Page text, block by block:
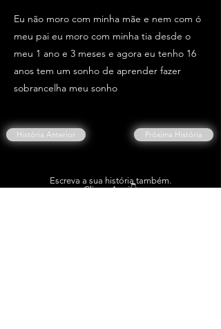
Eu não moro com minha mãe e nem com ó
meu pai eu moro com minha tia desde o
meu 1 ano e 3 meses e agora eu tenho 16
anos tem um sonho de aprender fazer
sobrancelha meu sonho
História Anterior Próxima História
Escreva a sua história também.
Clique Aqui👇